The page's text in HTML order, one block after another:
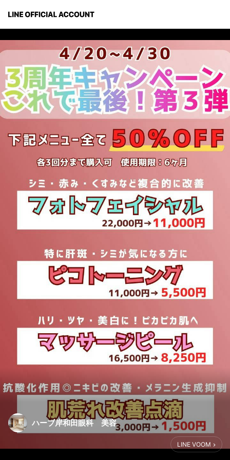
ハーブ岸和田眼科 美容
LINE VOOM